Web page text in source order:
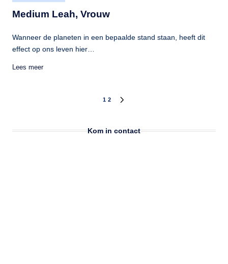
in
Medium Leah, Vrouw
Wanneer de planeten in een bepaalde stand staan, heeft dit
effect op ons leven hier…
Lees meer
1 2
Kom in contact